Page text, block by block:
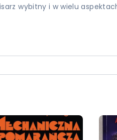
wybitny i w wielu